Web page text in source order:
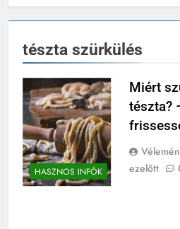
tészta szürkülés
HASZNOS INFÓK
Miért
tészta?
ezelőtt